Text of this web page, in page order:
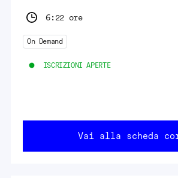
6:22 ore
On Demand
ISCRIZIONI APERTE
Vai alla scheda